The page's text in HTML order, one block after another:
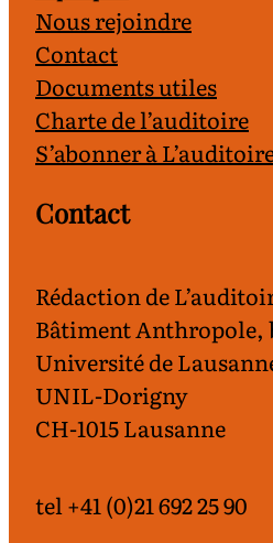
Nous rejoindre
Contact
Documents utiles
Charte de l’auditoire
S’abonner à
Contact
Rédaction de
Bâtiment Anthropole,
Université de
UNIL-Dorigny
CH-1015 Lausanne
tel +41 (0)21 692 25 90